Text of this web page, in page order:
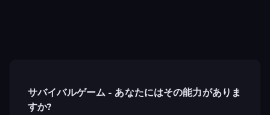
サバイバルゲーム - あなたにはその能力がありま
すか?